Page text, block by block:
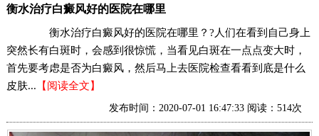
衡水治疗白癜风好的医院在哪里
衡水治疗白癜风好的医院在哪里？?人们在看到自己身上
突然长有白斑时，会感到很惊慌，当看见白斑在一点点变大时，
首先要考虑是否为白癜风，然后马上去医院检查看看到底是什么
皮肤... 【阅读全文】
发布时间：2020-07-01 16:47:33 阅读：514次